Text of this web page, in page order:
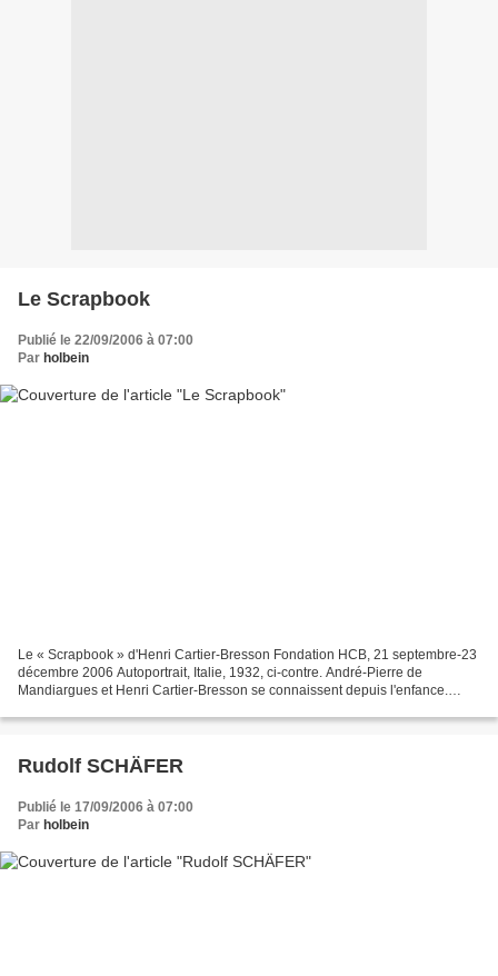
Le Scrapbook
Publié le 22/09/2006 à 07:00
Par holbein
Le « Scrapbook » d'Henri Cartier-Bresson Fondation HCB, 21 septembre-23
décembre 2006 Autoportrait, Italie, 1932, ci-contre. André-Pierre de
Mandiargues et Henri Cartier-Bresson se connaissent depuis l'enfance.
Rudolf SCHÄFER
Publié le 17/09/2006 à 07:00
Par holbein